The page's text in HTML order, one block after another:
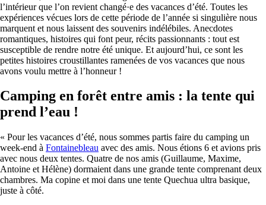
l’intérieur que l’on revient changé·e des vacances d’été. Toutes les
expériences vécues lors de cette période de l’année si singulière nous
marquent et nous laissent des souvenirs indélébiles. Anecdotes
romantiques, histoires qui font peur, récits passionnants : tout est
susceptible de rendre notre été unique. Et aujourd’hui, ce sont les
petites histoires croustillantes ramenées de vos vacances que nous
avons voulu mettre à l’honneur !
Camping en forêt entre amis : la tente qui
prend l’eau !
« Pour les vacances d’été, nous sommes partis faire du camping un
week-end à Fontainebleau avec des amis. Nous étions 6 et avions pris
avec nous deux tentes. Quatre de nos amis (Guillaume, Maxime,
Antoine et Hélène) dormaient dans une grande tente comprenant deux
chambres. Ma copine et moi dans une tente Quechua ultra basique,
juste à côté.